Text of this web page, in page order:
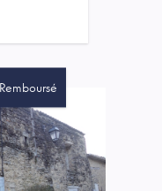
Remboursé